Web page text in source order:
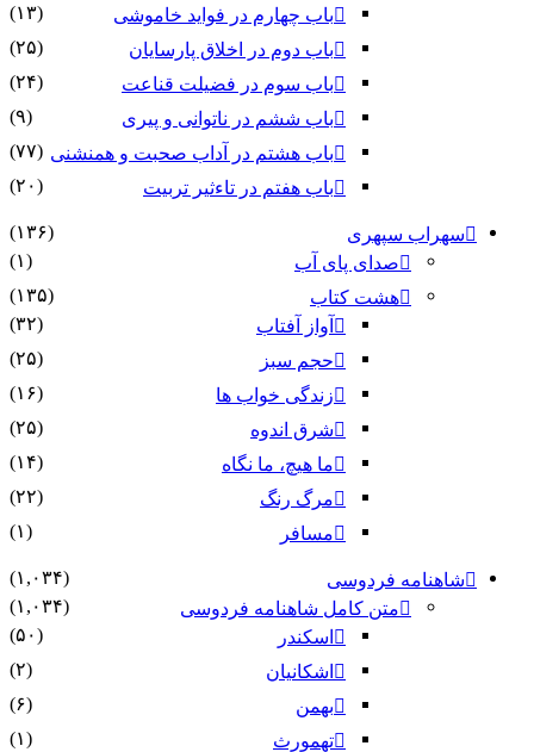
باب چهارم در فواید خاموشى
(۱۳)
باب دوم در اخلاق پارسایان
(۲۵)
باب سوم در فضیلت قناعت
(۲۴)
باب ششم در ناتوانى و پیرى
(۹)
باب هشتم در آداب صحبت و همنشنى (۷۷)
باب هفتم در تاءثیر تربیت
(۲۰)
سهراب سپهری
(۱۳۶)
صدای پای آب
(۱)
هشت کتاب
(۱۳۵)
آواز آفتاب
(۳۲)
حجم سبز
(۲۵)
زندگی خواب ها
(۱۶)
شرق اندوه
(۲۵)
ما هیچ، ما نگاه
(۱۴)
مرگ رنگ
(۲۲)
مسافر
(۱)
شاهنامه فردوسی
(۱,۰۳۴)
متن کامل شاهنامه فردوسی
(۱,۰۳۴)
اسکندر
(۵۰)
اشکانیان
(۲)
بهمن
(۶)
تهمورث
(۱)